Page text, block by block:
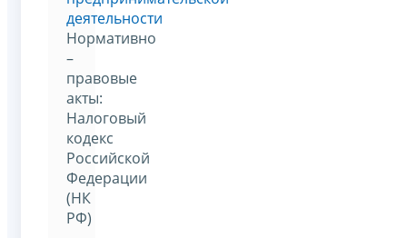
деятельности
Нормативно
–
правовые
акты:
Налоговый
кодекс
Российской
Федерации
(НК
РФ)